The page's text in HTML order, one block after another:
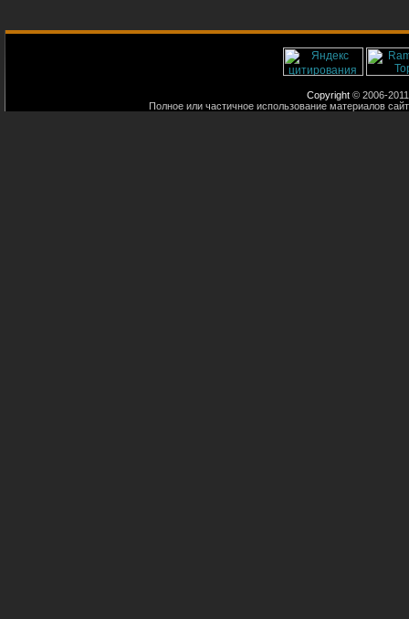
Copyright © 2006-
Полное или частичное использование материалов